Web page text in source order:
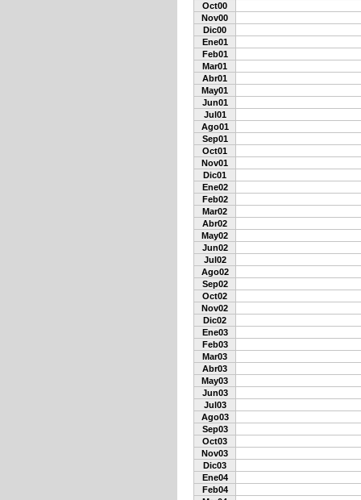
Oct00
Nov00
Dic00
Ene01
Feb01
Mar01
Abr01
May01
Jun01
Jul01
Ago01
Sep01
Oct01
Nov01
Dic01
Ene02
Feb02
Mar02
Abr02
May02
Jun02
Jul02
Ago02
Sep02
Oct02
Nov02
Dic02
Ene03
Feb03
Mar03
Abr03
May03
Jun03
Jul03
Ago03
Sep03
Oct03
Nov03
Dic03
Ene04
Feb04